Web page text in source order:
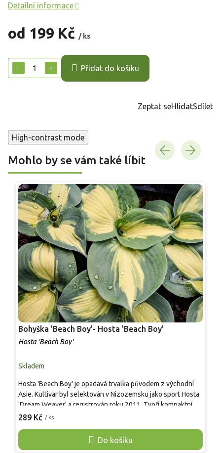
od 199 Kč / ks
cena:
+
− Přidat do košíku
Detailní informace
Zeptat seHlídatSdílet
High-contrast mode
Mohlo by se vám také líbit
Bohyška 'Beach Boy'- Hosta 'Beach Boy'
Hosta 'Beach Boy'
Skladem
289 Kč / ks
Do košíku
Hosta 'Beach Boy' je opadavá trvalka původem z východní
Asie. Kultivar byl selektován v Nizozemsku jako sport Hosta
'Dream Weaver' a registrován roku 2011. Tvoří kompaktní trs
asi 40–50 cm vysoký a 70–90 cm široký. Listy jsou široce
krémovým středem a modrozeleným lemem. Od června do
září nese stvoly 60–70 cm s bílými, nálevkovitými květy,